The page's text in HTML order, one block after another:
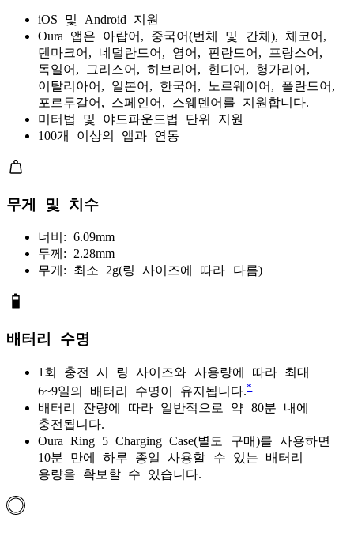
iOS 및 Android 지원
Oura 앱은 아랍어, 중국어(번체 및 간체), 체코어,
덴마크어, 네덜란드어, 영어, 핀란드어, 프랑스어,
독일어, 그리스어, 히브리어, 힌디어, 헝가리어,
이탈리아어, 일본어, 한국어, 노르웨이어, 폴란드어,
포르투갈어, 스페인어, 스웨덴어를 지원합니다.
미터법 및 야드파운드법 단위 지원
100개 이상의 앱과 연동
무게 및 치수
너비: 6.09mm
두께: 2.28mm
무게: 최소 2g(링 사이즈에 따라 다름)
배터리 수명
1회 충전 시 링 사이즈와 사용량에 따라 최대
6~9일의 배터리 수명이 유지됩니다.*
배터리 잔량에 따라 일반적으로 약 80분 내에
충전됩니다.
Oura Ring 5 Charging Case(별도 구매)를 사용하면
10분 만에 하루 종일 사용할 수 있는 배터리
용량을 확보할 수 있습니다.